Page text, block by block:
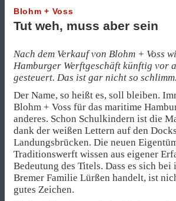
Blohm + Voss
Tut weh, muss aber sein
Nach dem Verkauf von Blohm + Voss
Hamburger Werftgeschäft künftig vor
gesteuert. Das ist gar nicht so schlimm.
Der Name, so heißt es, soll bleiben.
Blohm + Voss für das maritime
anderes. Schon Schulkindern ist die
dank der weißen Lettern auf den
Landungsbrücken. Die neuen
Traditionswerft wissen aus eigener
Bedeutung des Titels. Dass es sich bei
Bremer Familie Lürßen handelt, ist
gutes Zeichen.